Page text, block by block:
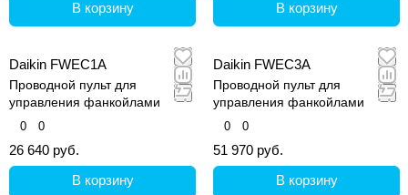
В корзину В корзину
Daikin FWEC1A
Проводной пульт для
управления фанкойлами
0 0
26 640 руб.
В корзину
Daikin FWEC3A
Проводной пульт для
управления фанкойлами
0 0
51 970 руб.
В корзину